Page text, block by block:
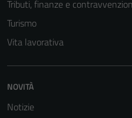
Tributi, finanze e
Turismo
Vita lavorativa
NOVITÀ
Notizie